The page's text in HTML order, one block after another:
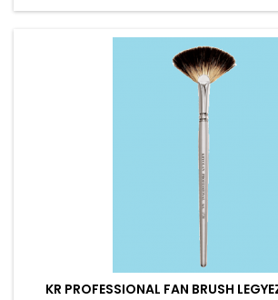
KR PROFESSIONAL FAN BRUSH